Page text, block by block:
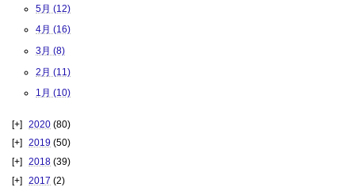
5月 (12)
4月 (16)
3月 (8)
2月 (11)
1月 (10)
2020 (80)
2019 (50)
2018 (39)
2017 (2)